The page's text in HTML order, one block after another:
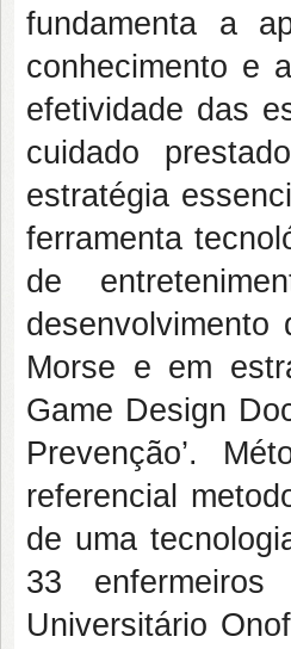
fundamenta a
conhecimento e
efetividade das
cuidado
estratégia
ferramenta
de
Morse e em
Game Design
Prevenção’.
referencial
de uma
33
Universitário